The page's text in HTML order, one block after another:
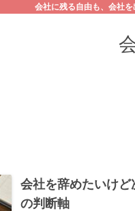
会社に残る自由も、会社
会社を辞めたいけ
の判断軸